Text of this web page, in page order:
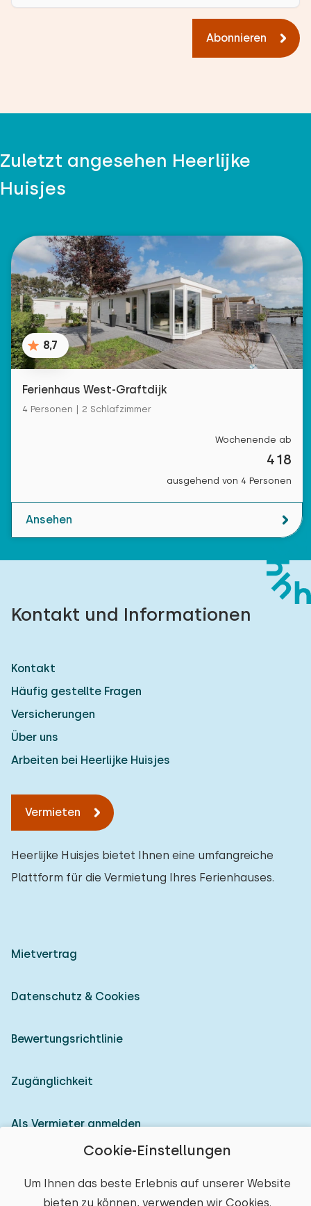
Cookie-Einstellungen
Um Ihnen das beste Erlebnis auf unserer Website
bieten zu können, verwenden wir Cookies.
Abonnieren
Zuletzt angesehen Heerlijke
Huisjes
8,7
Ferienhaus West-Graftdijk
4 Personen | 2 Schlafzimmer
Wochenende ab
418
ausgehend von 4 Personen
Ansehen
Kontakt und Informationen
Kontakt
Häufig gestellte Fragen
Versicherungen
Über uns
Arbeiten bei Heerlijke Huisjes
Vermieten
Heerlijke Huisjes bietet Ihnen eine umfangreiche
Plattform für die Vermietung Ihres Ferienhauses.
Mietvertrag
Datenschutz & Cookies
Bewertungsrichtlinie
Zugänglichkeit
Als Vermieter anmelden